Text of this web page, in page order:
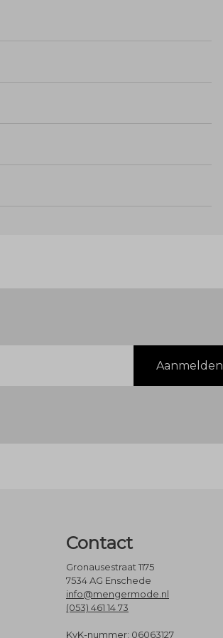
Aanmelden
Contact
Gronausestraat 1175
7534 AG Enschede
info@mengermode.nl
(053) 461 14 73
KvK-nummer: 06063127